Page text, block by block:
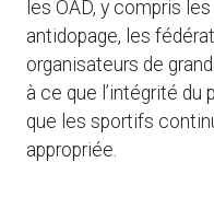
les OAD, y compris
antidopage, les
organisateurs de
à ce que l’intégrité
que les sportifs
appropriée.